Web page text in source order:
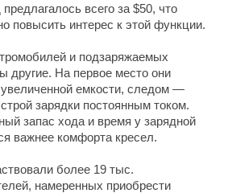
всего за $50, что
повысить интерес к этой функции.
и подзаряжаемых
другие. На первое место они
емкости, следом —
зарядки постоянным током.
запас хода и время у зарядной
важнее комфорта кресел.
более 19 тыс.
намеренных приобрести